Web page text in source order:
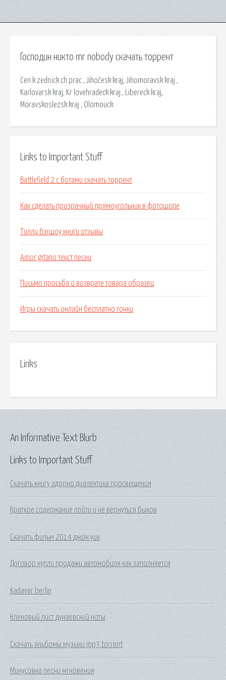
Господин никто mr nobody скачать торрент
Cen k zednick ch prac , Jihočesk kraj, Jihomoravsk kraj ,
Karlovarsk kraj, Kr lovehradeck kraj , Libereck kraj,
Moravskoslezsk kraj , Olomouck.
Links to Important Stuff
Battlefield 2 с ботами скачать торрент
Как сделать прозрачный прямоугольник в фотошопе
Тилли бэгшоу книги отзывы
Amor gitano текст песни
Письмо просьба о возврате товара образец
Игры скачать онлайн бесплатно гонки
Links
Links to Important Stuff
Скачать книгу адорно диалектика просвещения
Краткое содержание пойти и не вернуться быков
Скачать фильм 2014 джон уик
Договор купли продажи автомобиля как заполняется
Kadavar berlin
Кленовый лист дунаевский ноты
Скачать альбомы музыки mp3 torrent
Минусовка песни мгновения
An Informative Text Blurb